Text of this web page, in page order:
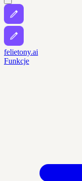
felietony.ai
Funkcje